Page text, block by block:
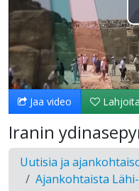
Jaa video Lahjoita
Iranin
Uutisia ja
Ajankohtaista